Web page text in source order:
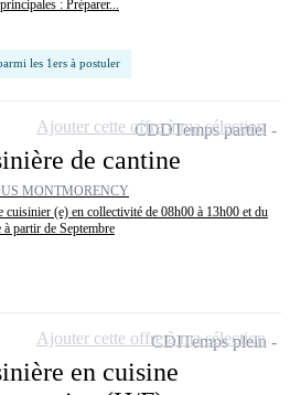
: Préparer...
les 1ers à postuler
de cantine
MONTMORENCY
cuisinier (e) en collectivité de 08h00 à 13h00 et du
partir de Septembre
CDDTemps partiel
Ajouter cette offre à ma sélection
en cuisine
CDITemps plein
Ajouter cette offre à ma sélection